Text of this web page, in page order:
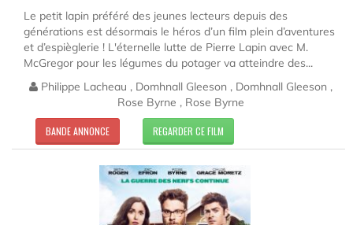
Le petit lapin préféré des jeunes lecteurs depuis des
générations est désormais le héros d’un film plein d’aventures
et d’espièglerie ! L'éternelle lutte de Pierre Lapin avec M.
McGregor pour les légumes du potager va atteindre des...
Philippe Lacheau , Domhnall Gleeson , Domhnall Gleeson ,
Rose Byrne , Rose Byrne
BANDE ANNONCE REGARDER CE FILM